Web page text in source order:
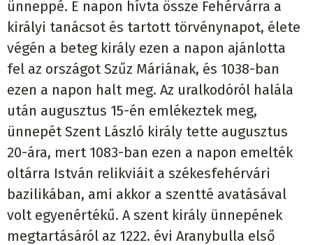
ünneppé. E napon hívta össze Fehérvárra a
királyi tanácsot és tartott törvénynapot, élete
végén a beteg király ezen a napon ajánlotta
fel az országot Szűz Máriának, és 1038-ban
ezen a napon halt meg. Az uralkodóról halála
után augusztus 15-én emlékeztek meg,
ünnepét Szent László király tette augusztus
20-ára, mert 1083-ban ezen a napon emelték
oltárra István relikviáit a székesfehérvári
bazilikában, ami akkor a szentté avatásával
volt egyenértékű. A szent király ünnepének
megtartásáról az 1222. évi Aranybulla első